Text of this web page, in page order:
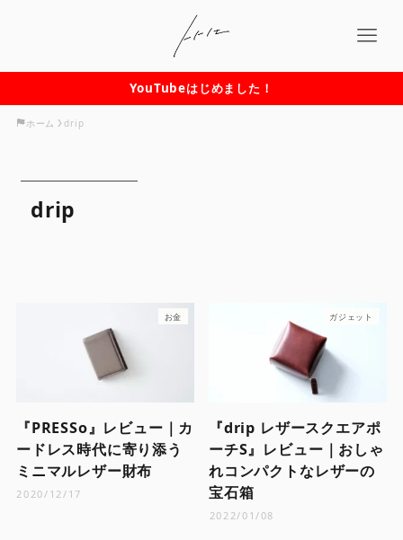
YouTubeはじめました！
ホーム drip
drip
お金
『PRESSo』レビュー｜カ
ードレス時代に寄り添う
ミニマルレザー財布
2020/12/17
ガジェット
『drip レザースクエアポ
ーチS』レビュー｜おしゃ
れコンパクトなレザーの
宝石箱
2022/01/08